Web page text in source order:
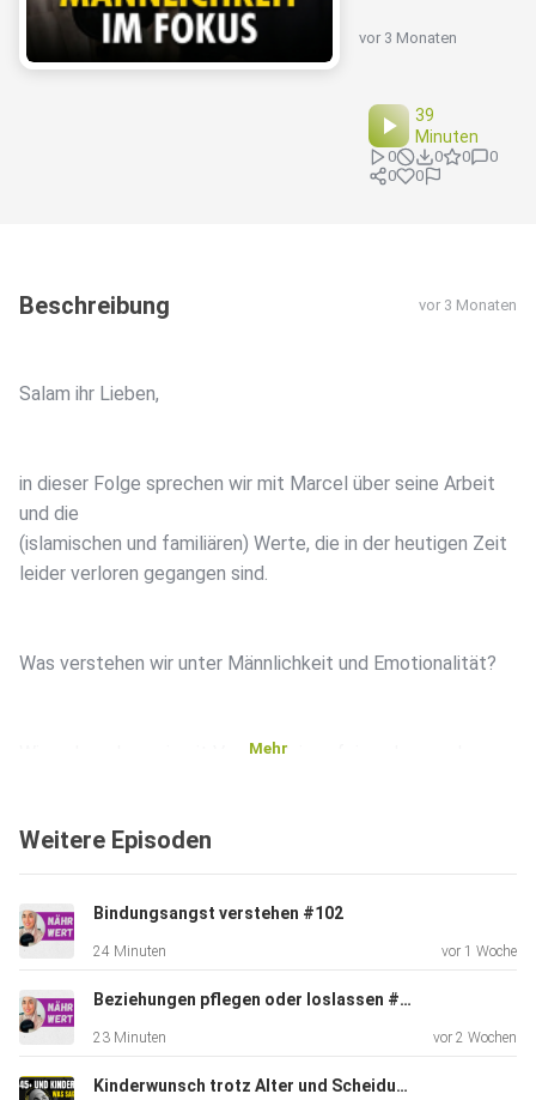
vor 3 Monaten
39
Minuten
0 0 0
0
0
0
Beschreibung vor 3 Monaten
Salam ihr Lieben,
in dieser Folge sprechen wir mit Marcel über seine Arbeit
und die
(islamischen und familiären) Werte, die in der heutigen Zeit
leider verloren gegangen sind.
Was verstehen wir unter Männlichkeit und Emotionalität?
Wie sehr gehen wir mit Verständnis aufeinander zu, als
Warum hat sich das Bild des Mannes in der Geschichte so
negativ
verändert und ist in den Schatten gerrückt? Entweder
betiteln wir
ihn als toxisch oder als "weiblich".
Mehr
Weitere Episoden
Bindungsangst verstehen #102
24 Minuten vor 1 Woche
Beziehungen pflegen oder loslassen #101
23 Minuten vor 2 Wochen
Kinderwunsch trotz Alter und Scheidungen #100